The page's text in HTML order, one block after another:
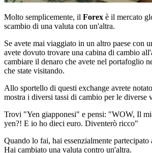
Molto semplicemente, il Forex è il mercato
scambio di una valuta con un'altra.
Se avete mai viaggiato in un altro paese con
avete dovuto trovare una cabina di cambio
cambiare il denaro che avete nel portafoglio
che state visitando.
Allo sportello di questi exchange avrete
mostra i diversi tassi di cambio per le diverse
Trovi "Yen giapponesi" e pensi: "WOW, Il
yen?! E io ho dieci euro. Diventerò ricco"
Quando lo fai, hai essenzialmente
Hai cambiato una valuta contro un'altra.